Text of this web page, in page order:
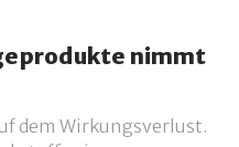
nimmt
dem Wirkungsverlust.